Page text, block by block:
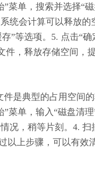
菜单，搜索并选择“
统会计算可以释放
”等选项。5. 点击“
，释放存储空间，
是典型的占用空间
菜单，输入“磁盘清
况，稍等片刻。4.
以上步骤，可以有